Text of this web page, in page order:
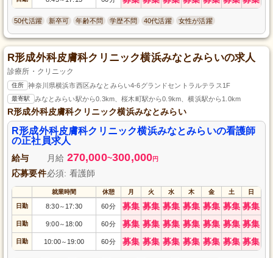
50代活躍 新卒可 年齢不問 学歴不問 40代活躍 女性が活躍
R形成外科皮膚科クリニック横浜みなとみらいの求人
診療所・クリニック
住所 神奈川県横浜市西区みなとみらい4-6グランドセントラルテラス1F
最寄駅 みなとみらい駅から0.3km、桜木町駅から0.9km、横浜駅から1.0km
R形成外科皮膚科クリニック横浜みなとみらい
R形成外科皮膚科クリニック横浜みなとみらいの看護師
の正社員求人
給与 月給 270,000~300,000円
応募要件必須: 看護師
就業時間 休憩 月 火 水 木 金 土 日
日勤 8:30～ 17:30 60分 募集 募集 募集 募集 募集 募集 募集
日勤 9:00～ 18:00 60分 募集 募集 募集 募集 募集 募集 募集
日勤 10:00～ 19:00 60分 募集 募集 募集 募集 募集 募集 募集